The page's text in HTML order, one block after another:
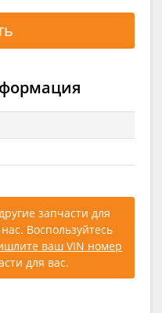
запчасти для
Воспользуйтесь
ваш VIN номер
для вас.